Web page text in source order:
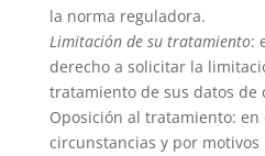
la norma reguladora.
Limitación de su tratamiento:
derecho a solicitar la
tratamiento de sus datos de
Oposición al tratamiento:
circunstancias y por motivos